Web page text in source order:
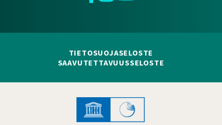
TIETOSUOJASELOSTE
SAAVUTETTAVUUSSELOSTE